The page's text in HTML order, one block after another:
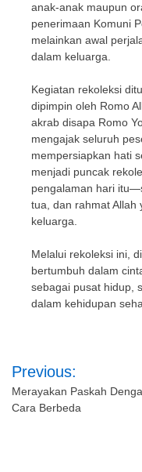
anak-anak maupun
penerimaan Komuni
melainkan awal
dalam keluarga.
Kegiatan rekoleksi
dipimpin oleh Romo
akrab disapa Romo
mengajak seluruh
mempersiapkan hati
menjadi puncak
pengalaman hari
tua, dan rahmat Allah
keluarga.
Melalui rekoleksi ini,
bertumbuh dalam
sebagai pusat hidup,
dalam kehidupan
Post
navigation
Previous:
Merayakan Paskah
Cara Berbeda